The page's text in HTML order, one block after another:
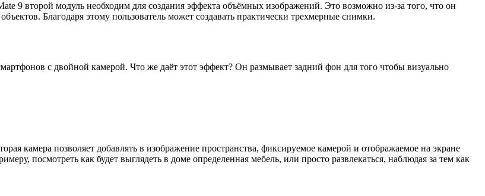
9 второй модуль необходим для создания эффекта объёмных изображений. Это возможно из-за того, что он
Благодаря этому пользователь может создавать практически трехмерные снимки.
с двойной камерой. Что же даёт этот эффект? Он размывает задний фон для того чтобы визуально
камера позволяет добавлять в изображение пространства, фиксируемое камерой и отображаемое на экране
посмотреть как будет выглядеть в доме определенная мебель, или просто развлекаться, наблюдая за тем как